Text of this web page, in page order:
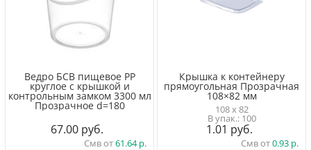
Ведро БСВ пищевое PP
круглое с крышкой и
контрольным замком 3300 мл
Прозрачное d=180
67.00
Смв от61.64
Крышка к контейнеру
прямоугольная Прозрачная
108×82 мм
108 x 82
100
1.01
Смв от0.93